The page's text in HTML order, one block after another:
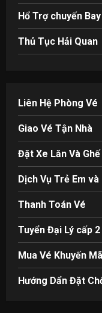
Hổ Trợ chuyến Bay
Thủ Tục Hải Quan
Liên Hệ Phòng Vé
Giao Vé Tận Nhà
Đặt Xe Lăn Và
Dịch Vụ Trẻ Em và
Thanh Toán Vé
Tuyển Đại Lý cấp
Mua Vé Khuyến
Hướng Dẩn Đặt